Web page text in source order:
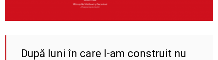
După luni în care l-am construit nu